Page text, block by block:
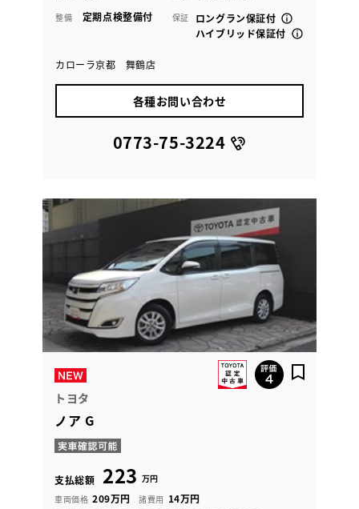
整備 定期点検整備付 保証
ロングラン保証付
ハイブリッド保証付
カローラ京都 舞鶴店
各種お問い合わせ
0773-75-3224
トヨタ
ノア G
支払総額 223 万円
車両価格 209万円 諸費用 14万円